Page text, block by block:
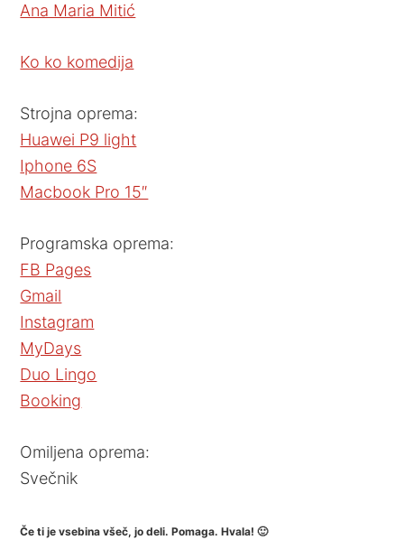
Ana Maria Mitić
Ko ko komedija
Strojna oprema:
Huawei P9 light
Iphone 6S
Macbook Pro 15″
Programska oprema:
FB Pages
Gmail
Instagram
MyDays
Duo Lingo
Booking
Omiljena oprema:
Svečnik
Če ti je vsebina všeč, jo deli. Pomaga. Hvala! 🙂